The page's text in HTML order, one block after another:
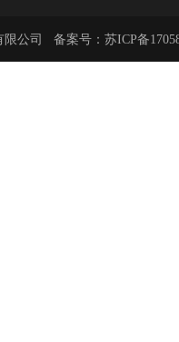
限公司 备案号： 苏ICP备